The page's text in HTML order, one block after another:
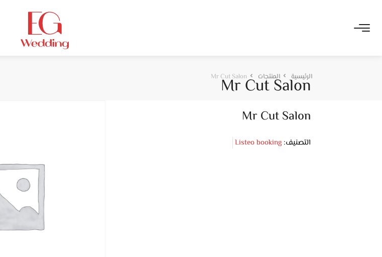
Mr Cut Salon
الرئيسية المنتجات Mr Cut Salon
Mr Cut Salon
التصنيف: Listeo booking